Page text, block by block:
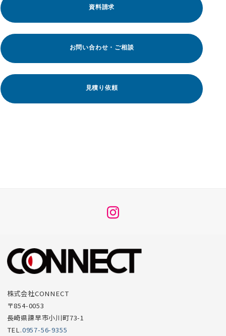
資料請求
お問い合わせ・ご相談
見積り依頼
メ
ー
項
株式会社CONNECT
〒854-0053
長崎県諫早市小川町73-1
TEL.0957-56-9355